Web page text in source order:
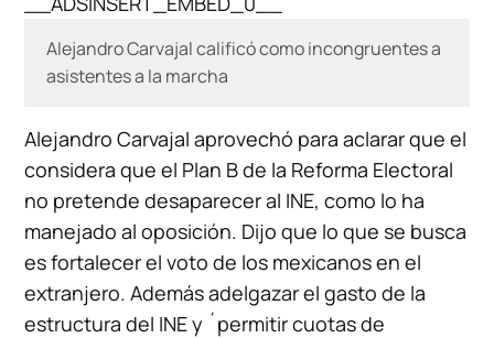
Alejandro Carvajal calificó como incongruentes a
asistentes a la marcha
Alejandro Carvajal aprovechó para aclarar que el
considera que el Plan B de la Reforma Electoral
no pretende desaparecer al INE, como lo ha
manejado al oposición. Dijo que lo que se busca
es fortalecer el voto de los mexicanos en el
extranjero. Además adelgazar el gasto de la
estructura del INE y ´permitir cuotas de